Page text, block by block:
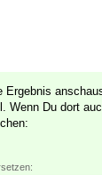
Ergebnis
Wenn Du dort